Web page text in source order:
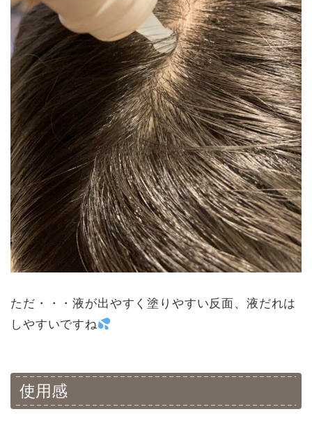
ただ・・・液が出やすく塗りやすい反面、液だれは
しやすいですね
使用感